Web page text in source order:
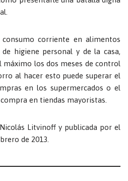
consumo corriente en alimentos
higiene personal y de la casa,
máximo los dos meses de control
al hacer esto puede superar el
en los supermercados o el
en tiendas mayoristas.
Litvinoff y publicada por el
de 2013.